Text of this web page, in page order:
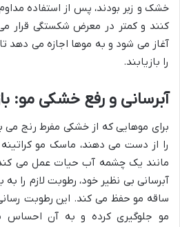
خشک و زبر بودند، پس از استفاده
کنند و کمتر در معرض شکستگی قرار می
آغاز می شود و به موها اجازه می دهد
را بازیابند.
آبرسانی و رفع خشکی مو:
برای موهایی که از خشکی مفرط رنج
را از دست می دهند، ماسک مو کراتینه
مانند یک چشمه آب حیات عمل می کند.
آبرسانی بی نظیر خود، رطوبت لازم را
ساقه مو حفظ می کند. این رطوبت
مو جلوگیری کرده و به آن